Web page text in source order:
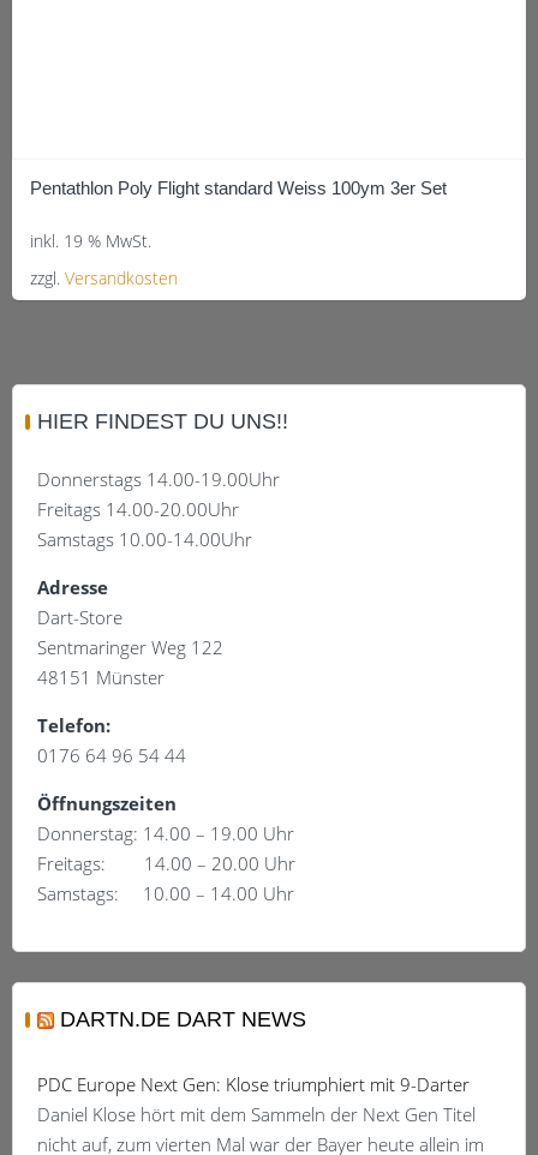
Pentathlon Poly Flight standard Weiss 100ym 3er Set
inkl. 19 % MwSt.
zzgl. Versandkosten
HIER FINDEST DU UNS!!
Donnerstags 14.00-19.00Uhr
Freitags 14.00-20.00Uhr
Samstags 10.00-14.00Uhr
Adresse
Dart-Store
Sentmaringer Weg 122
48151 Münster
Telefon:
0176 64 96 54 44
Öffnungszeiten
Donnerstag: 14.00 – 19.00 Uhr
Freitags: 14.00 – 20.00 Uhr
Samstags: 10.00 – 14.00 Uhr
DARTN.DE DART NEWS
PDC Europe Next Gen: Klose triumphiert mit 9-Darter
Daniel Klose hört mit dem Sammeln der Next Gen Titel
nicht auf, zum vierten Mal war der Bayer heute allein im